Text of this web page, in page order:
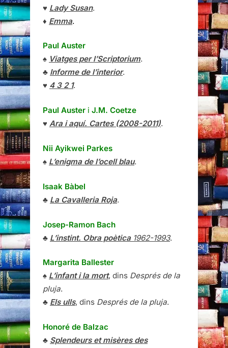
♥ Lady Susan.
♦ Emma.
Paul Auster
♠ Viatges per l’Scriptorium.
♣ Informe de l’interior.
♥ 4 3 2 1.
Paul Auster i J.M. Coetze
♥ Ara i aquí. Cartes (2008-2011).
Nii Ayikwei Parkes
♠ L’enigma de l’ocell blau.
Isaak Bàbel
♣ La Cavalleria Roja.
Josep-Ramon Bach
♣ L’instint. Obra poètica1962-1993.
Margarita Ballester
♠ L’infant i la mort, dins Després de la
pluja.
♣ Els ulls, dins Després de la pluja.
Honoré de Balzac
♣ Splendeurs et misères des